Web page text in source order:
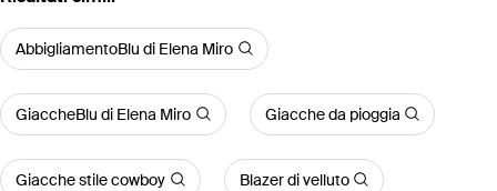
AbbigliamentoBlu di Elena Miro
GiaccheBlu di Elena Miro Giacche da pioggia
Giacche stile cowboy Blazer di velluto